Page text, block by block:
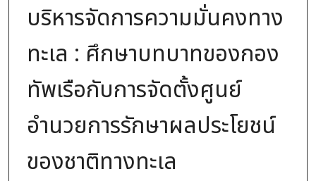
บริหารจัดการความมั่นคงทาง
ทะเล : ศึกษาบทบาทของกอง
ทัพเรือกับการจัดตั้งศูนย์
อำนวยการรักษาผลประโยชน์
ของชาติทางทะเล